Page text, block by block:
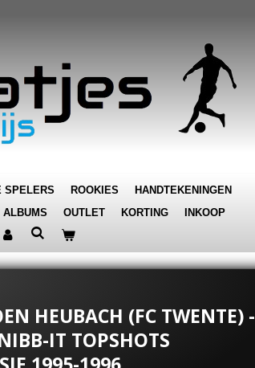
SPELERS ROOKIES
HANDTEKENINGEN
ALBUMS OUTLET KORTING
INKOOP
HEUBACH (FC TWENTE) -
IT TOPSHOTS